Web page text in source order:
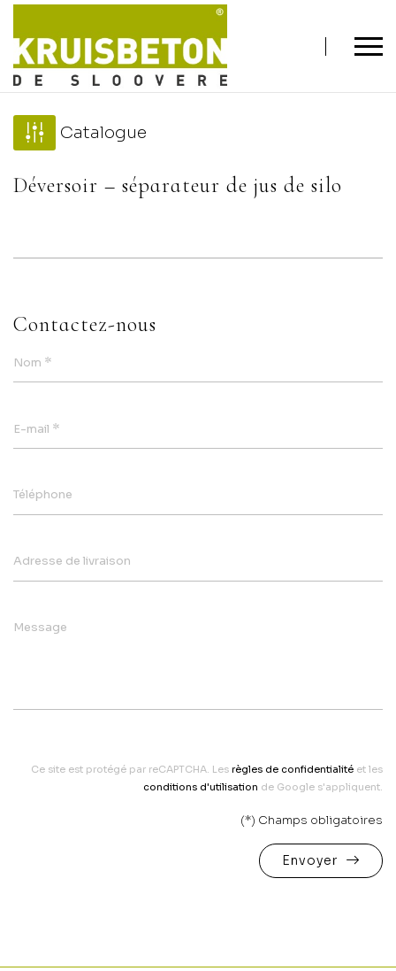
Catalogue
Déversoir – séparateur de jus de silo
Contactez-nous
Nom *
E-mail *
Téléphone
Adresse de livraison
Message
Ce site est protégé par reCAPTCHA. Les règles de confidentialité et les
conditions d'utilisation de Google s'appliquent.
(*) Champs obligatoires
Envoyer